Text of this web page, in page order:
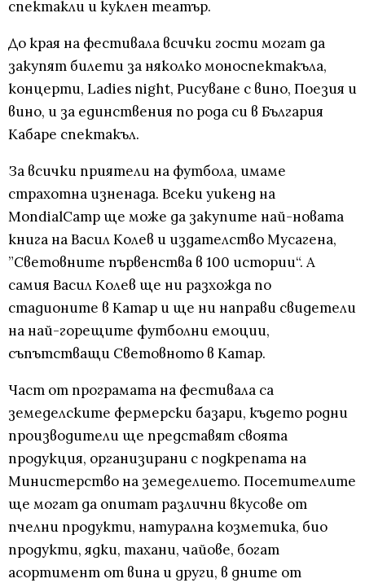
спектакли и куклен театър.
До края на фестивала всички гости могат да
закупят билети за няколко моноспектакъла,
концерти, Ladies night, Рисуване с вино, Поезия и
вино, и за единствения по рода си в България
Кабаре спектакъл.
За всички приятели на футбола, имаме
страхотна изненада. Всеки уикенд на
MondialCamp ще може да закупите най-новата
книга на Васил Колев и издателство Мусагена,
”Световните първенства в 100 истории“. А
самия Васил Колев ще ни разхожда по
стадионите в Катар и ще ни направи свидетели
на най-горещите футболни емоции,
съпътстващи Световното в Катар.
Част от програмата на фестивала са
земеделските фермерски базари, където родни
производители ще представят своята
продукция, организирани с подкрепата на
Министерство на земеделието. Посетителите
ще могат да опитат различни вкусове от
пчелни продукти, натурална козметика, био
продукти, ядки, тахани, чайове, богат
асортимент от вина и други, в дните от